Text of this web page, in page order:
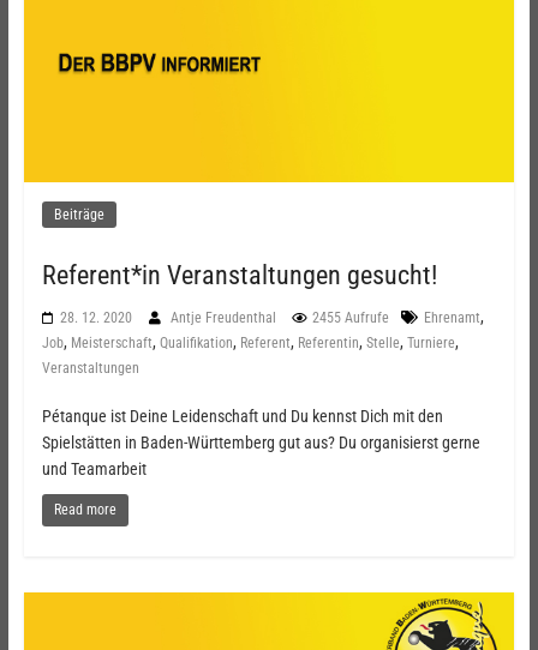
Beiträge
Referent*in Veranstaltungen gesucht!
28. 12. 2020 Antje Freudenthal 2455 Aufrufe Ehrenamt,
Job, Meisterschaft, Qualifikation, Referent, Referentin, Stelle, Turniere,
Veranstaltungen
Pétanque ist Deine Leidenschaft und Du kennst Dich mit den
Spielstätten in Baden-Württemberg gut aus? Du organisierst gerne
und Teamarbeit
Read more